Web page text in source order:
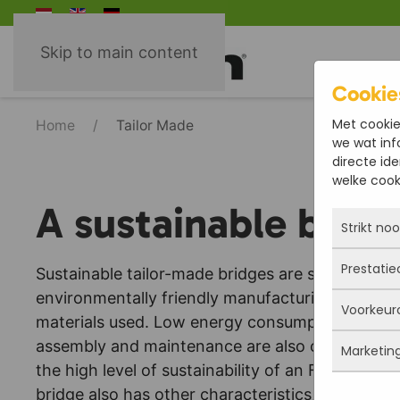
Skip to main content
Home Tailor Made
A sustainable
Sustainable tailor-made bridges are sustainable
environmentally friendly manufacturing process
materials used. Low energy consumption
assembly and maintenance are also crucial
the high level of sustainability of an FRP Bridge
bridge also has other characteristics, such as
Met
we wat
directe
welke
Strikt
Deze
actief
iets
Je kunt
maar
Met
deze
Deze